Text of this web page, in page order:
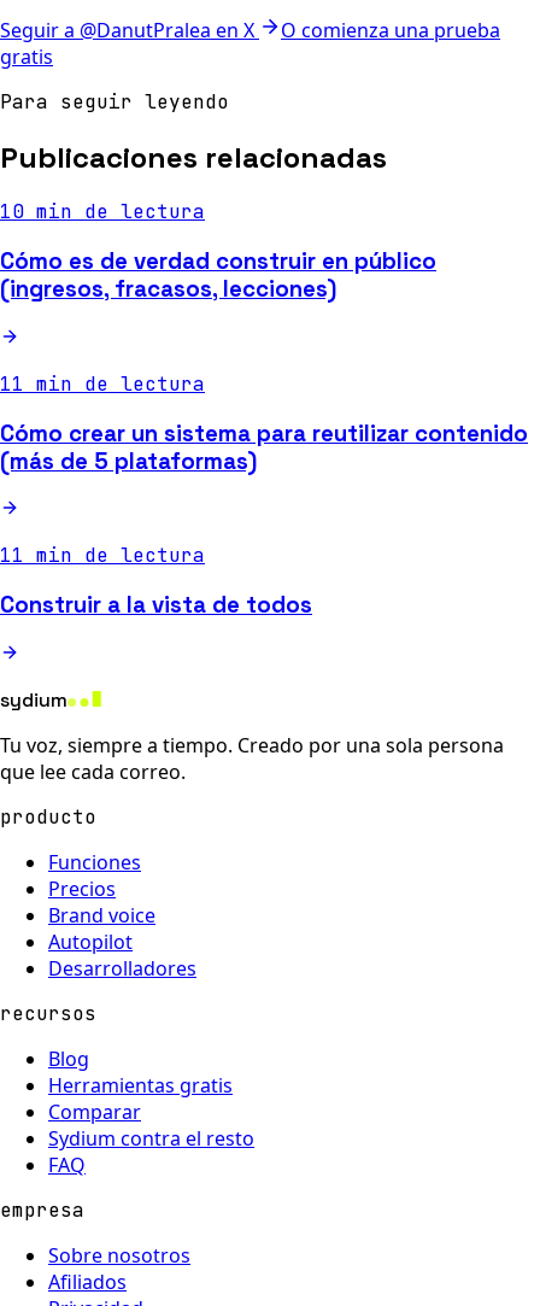
Seguir a @DanutPralea en X
O comienza una prueba
gratis
Para seguir leyendo
Publicaciones relacionadas
10 min de lectura
Cómo es de verdad construir en público
(ingresos, fracasos, lecciones)
11 min de lectura
Cómo crear un sistema para reutilizar contenido
(más de 5 plataformas)
11 min de lectura
Construir a la vista de todos
sydium
Tu voz, siempre a tiempo. Creado por una sola persona
que lee cada correo.
producto
Funciones
Precios
Brand voice
Autopilot
Desarrolladores
recursos
Blog
Herramientas gratis
Comparar
Sydium contra el resto
FAQ
empresa
Sobre nosotros
Afiliados